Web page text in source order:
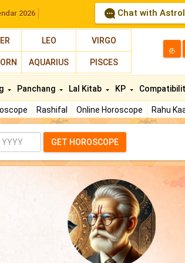
2026 Chat with
LEO VIRGO
AQUARIUS PISCES
த
Rashifal Online Horoscope Rahu
Panchang Lal Kitab KP
GET HOROSCOPE